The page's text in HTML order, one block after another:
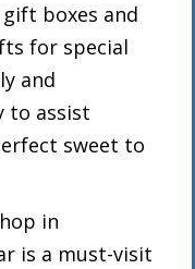
boxes and
for special
and
to assist
sweet to
in
is a must-visit